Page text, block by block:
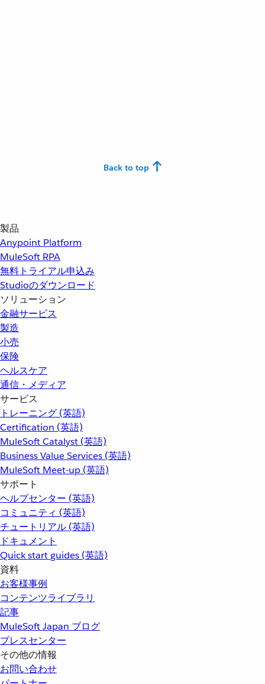
Back to top
製品
Anypoint Platform
MuleSoft RPA
無料トライアル申込み
Studioのダウンロード
ソリューション
金融サービス
製造
小売
保険
ヘルスケア
通信・メディア
サービス
トレーニング (英語)
Certification (英語)
MuleSoft Catalyst (英語)
Business Value Services (英語)
MuleSoft Meet-up (英語)
サポート
ヘルプセンター (英語)
コミュニティ (英語)
チュートリアル (英語)
ドキュメント
Quick start guides (英語)
資料
お客様事例
コンテンツライブラリ
記事
MuleSoft Japan ブログ
プレスセンター
その他の情報
お問い合わせ